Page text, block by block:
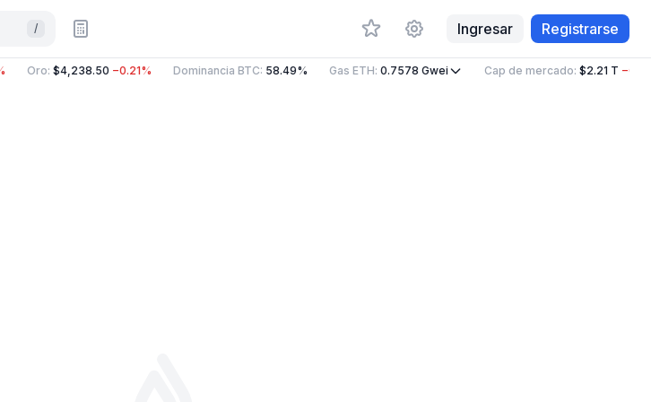
/ Ingresar Registrarse
Oro:$4,238.50 −0.21% Dominancia BTC:58.49% Gas ETH:0.7578Gwei Cap de mercado:$2.21 T